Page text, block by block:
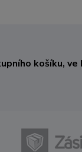
košíku,